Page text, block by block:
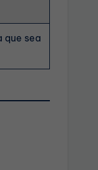
que sea